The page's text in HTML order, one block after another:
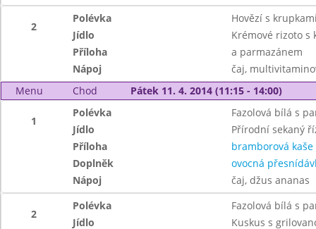
2
Polévka
Hovězí s
Jídlo
Krémové rizoto s
Příloha
a parmazánem
Nápoj
čaj,
Menu
Chod Pátek 11. 4. 2014 (11:15 - 14:00)
1
Polévka
Fazolová bílá s
Jídlo
Přírodní sekaný
Příloha
bramborová kaše
Doplněk
ovocná
Nápoj
čaj, džus ananas
2
Polévka
Fazolová bílá s
Jídlo
Kuskus s